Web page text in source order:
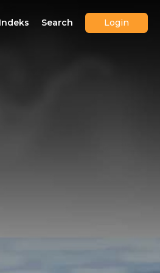
Indeks Search Login